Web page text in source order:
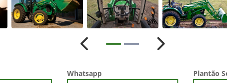
Anterior Próximo
Whatsapp
Plantão